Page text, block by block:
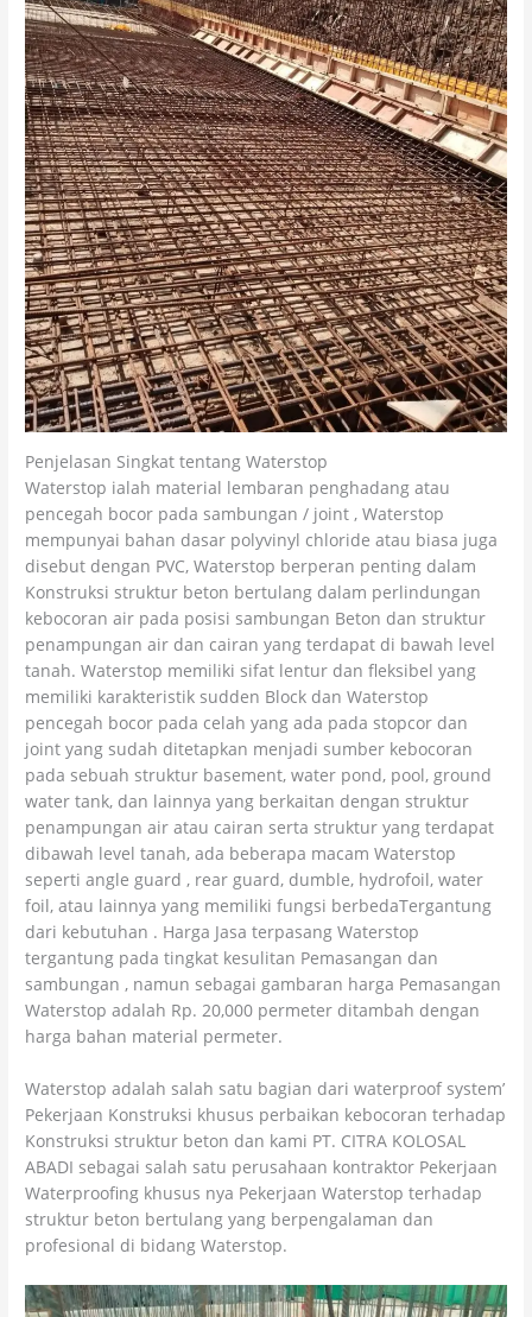
Penjelasan Singkat tentang Waterstop
Waterstop ialah material lembaran penghadang atau
pencegah bocor pada sambungan / joint , Waterstop
mempunyai bahan dasar polyvinyl chloride atau biasa juga
disebut dengan PVC, Waterstop berperan penting dalam
Konstruksi struktur beton bertulang dalam perlindungan
kebocoran air pada posisi sambungan Beton dan struktur
penampungan air dan cairan yang terdapat di bawah level
tanah. Waterstop memiliki sifat lentur dan fleksibel yang
memiliki karakteristik sudden Block dan Waterstop
pencegah bocor pada celah yang ada pada stopcor dan
joint yang sudah ditetapkan menjadi sumber kebocoran
pada sebuah struktur basement, water pond, pool, ground
water tank, dan lainnya yang berkaitan dengan struktur
penampungan air atau cairan serta struktur yang terdapat
dibawah level tanah, ada beberapa macam Waterstop
seperti angle guard , rear guard, dumble, hydrofoil, water
foil, atau lainnya yang memiliki fungsi berbedaTergantung
dari kebutuhan . Harga Jasa terpasang Waterstop
tergantung pada tingkat kesulitan Pemasangan dan
sambungan , namun sebagai gambaran harga Pemasangan
Waterstop adalah Rp. 20,000 permeter ditambah dengan
harga bahan material permeter.
Waterstop adalah salah satu bagian dari waterproof system’
Pekerjaan Konstruksi khusus perbaikan kebocoran terhadap
Konstruksi struktur beton dan kami PT. CITRA KOLOSAL
ABADI sebagai salah satu perusahaan kontraktor Pekerjaan
Waterproofing khusus nya Pekerjaan Waterstop terhadap
struktur beton bertulang yang berpengalaman dan
profesional di bidang Waterstop.